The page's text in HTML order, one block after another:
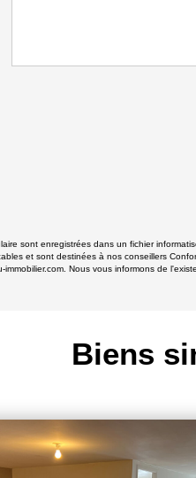
sont enregistrées dans un fichier
et sont destinées à nos conseillers
immobilier.com. Nous vous informons de
Biens